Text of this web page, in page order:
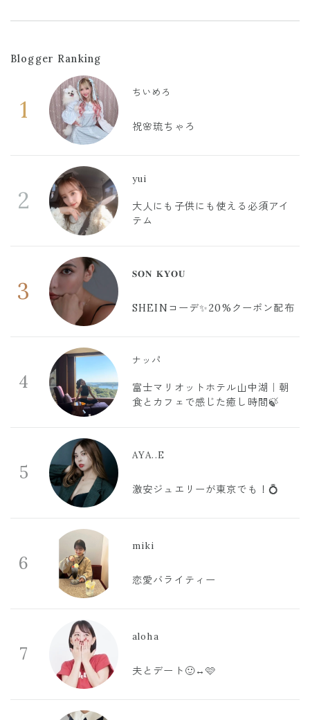
Blogger Ranking
1
ちいめろ
祝🌸琉ちゃろ
2
yui
大人にも子供にも使える必須アイ
テム
3
𝐒𝐎𝐍 𝐊𝐘𝐎𝐔
SHEINコーデ✨20%クーポン配布
4
ナッパ
富士マリオットホテル山中湖｜朝
食とカフェで感じた癒し時間🍃
5
AYA..E
激安ジュエリーが東京でも！💍
6
miki
恋愛バライティー
7
aloha
夫とデート🙂‍↔️🩷